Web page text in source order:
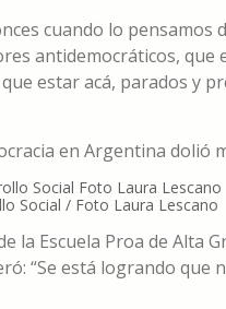
cuando lo
antidemocráticos, que
estar acá, parados y
en Argentina dolió
Social / Foto Laura Lescano
la Escuela Proa de Alta
“Se está logrando que